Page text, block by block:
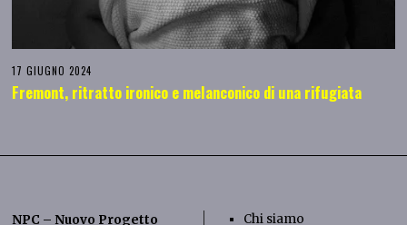
17 GIUGNO 2024
Fremont, ritratto ironico e melanconico di una rifugiata
NPC – Nuovo Progetto
Chi siamo